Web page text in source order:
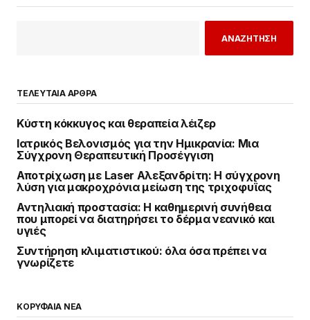
ΑΝΑΖΗΤΗΣΗ
ΤΕΛΕΥΤΑΙΑ ΑΡΘΡΑ
Κύστη κόκκυγος και θεραπεία λέιζερ
Ιατρικός Βελονισμός για την Ημικρανία: Μια
Σύγχρονη Θεραπευτική Προσέγγιση
Αποτρίχωση με Laser Αλεξανδρίτη: Η σύγχρονη
λύση για μακροχρόνια μείωση της τριχοφυΐας
Αντηλιακή προστασία: Η καθημερινή συνήθεια
που μπορεί να διατηρήσει το δέρμα νεανικό και
υγιές
Συντήρηση κλιματιστικού: όλα όσα πρέπει να
γνωρίζετε
ΚΟΡΥΦΑΙΑ ΝΕΑ